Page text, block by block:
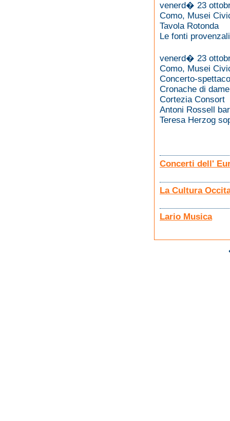
venerd� 23
Como, Musei
Tavola Rotonda
Le fonti
venerd� 23
Como, Musei
Concerto-
Cronache di
Cortezia Consort
Antoni Rossell
Teresa Herzog
Concerti dell'
La Cultura
Lario Musica